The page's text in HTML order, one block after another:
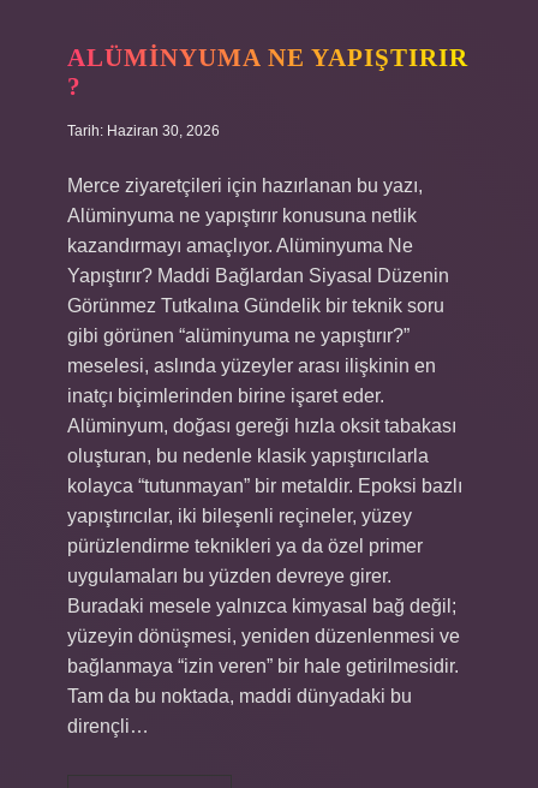
ALÜMINYUMA NE YAPIŞTIRIR
?
Tarih: Haziran 30, 2026
Merce ziyaretçileri için hazırlanan bu yazı,
Alüminyuma ne yapıştırır konusuna netlik
kazandırmayı amaçlıyor. Alüminyuma Ne
Yapıştırır? Maddi Bağlardan Siyasal Düzenin
Görünmez Tutkalına Gündelik bir teknik soru
gibi görünen “alüminyuma ne yapıştırır?”
meselesi, aslında yüzeyler arası ilişkinin en
inatçı biçimlerinden birine işaret eder.
Alüminyum, doğası gereği hızla oksit tabakası
oluşturan, bu nedenle klasik yapıştırıcılarla
kolayca “tutunmayan” bir metaldir. Epoksi bazlı
yapıştırıcılar, iki bileşenli reçineler, yüzey
pürüzlendirme teknikleri ya da özel primer
uygulamaları bu yüzden devreye girer.
Buradaki mesele yalnızca kimyasal bağ değil;
yüzeyin dönüşmesi, yeniden düzenlenmesi ve
bağlanmaya “izin veren” bir hale getirilmesidir.
Tam da bu noktada, maddi dünyadaki bu
dirençli…